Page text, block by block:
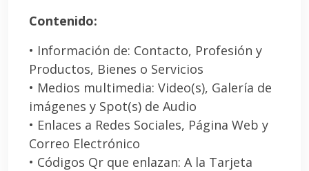
Contenido:
• Información de: Contacto, Profesión y
Productos, Bienes o Servicios
• Medios multimedia: Video(s), Galería de
imágenes y Spot(s) de Audio
• Enlaces a Redes Sociales, Página Web y
Correo Electrónico
• Códigos Qr que enlazan: A la Tarjeta